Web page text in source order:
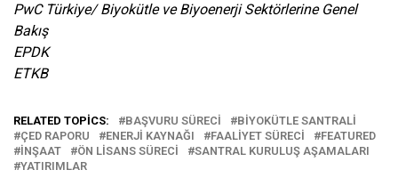
PwC Türkiye/ Biyokütle ve Biyoenerji Sektörlerine Genel
Bakış
EPDK
ETKB
RELATED TOPICS: BAŞVURU SÜRECI
BIYOKÜTLE SANTRALI
ÇED RAPORU
ENERJI KAYNAĞI FAALIYET SÜRECI
FEATURED
INŞAAT
ÖN LISANS SÜRECI
SANTRAL KURULUŞ AŞAMALARI
YATIRIMLAR